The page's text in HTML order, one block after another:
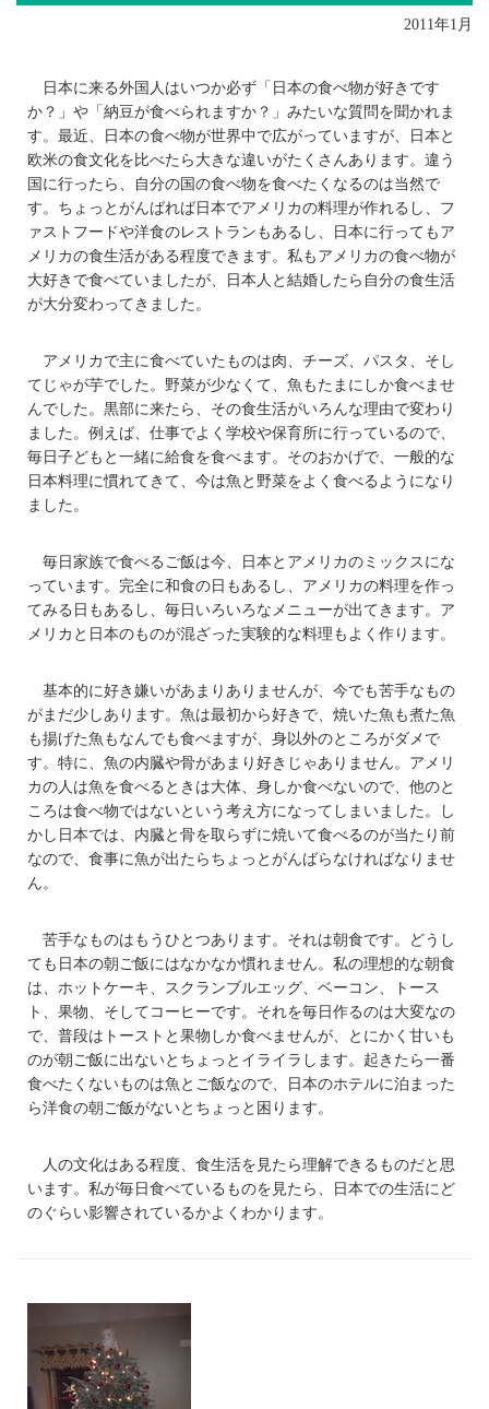
2011年1月
日本に来る外国人はいつか必ず「日本の食べ物が好きです
か？」や「納豆が食べられますか？」みたいな質問を聞かれま
す。最近、日本の食べ物が世界中で広がっていますが、日本と
欧米の食文化を比べたら大きな違いがたくさんあります。違う
国に行ったら、自分の国の食べ物を食べたくなるのは当然で
す。ちょっとがんばれば日本でアメリカの料理が作れるし、フ
ァストフードや洋食のレストランもあるし、日本に行ってもア
メリカの食生活がある程度できます。私もアメリカの食べ物が
大好きで食べていましたが、日本人と結婚したら自分の食生活
が大分変わってきました。
アメリカで主に食べていたものは肉、チーズ、パスタ、そし
てじゃが芋でした。野菜が少なくて、魚もたまにしか食べませ
んでした。黒部に来たら、その食生活がいろんな理由で変わり
ました。例えば、仕事でよく学校や保育所に行っているので、
毎日子どもと一緒に給食を食べます。そのおかげで、一般的な
日本料理に慣れてきて、今は魚と野菜をよく食べるようになり
ました。
毎日家族で食べるご飯は今、日本とアメリカのミックスにな
っています。完全に和食の日もあるし、アメリカの料理を作っ
てみる日もあるし、毎日いろいろなメニューが出てきます。ア
メリカと日本のものが混ざった実験的な料理もよく作ります。
基本的に好き嫌いがあまりありませんが、今でも苦手なもの
がまだ少しあります。魚は最初から好きで、焼いた魚も煮た魚
も揚げた魚もなんでも食べますが、身以外のところがダメで
す。特に、魚の内臓や骨があまり好きじゃありません。アメリ
カの人は魚を食べるときは大体、身しか食べないので、他のと
ころは食べ物ではないという考え方になってしまいました。し
かし日本では、内臓と骨を取らずに焼いて食べるのが当たり前
なので、食事に魚が出たらちょっとがんばらなければなりませ
ん。
苦手なものはもうひとつあります。それは朝食です。どうし
ても日本の朝ご飯にはなかなか慣れません。私の理想的な朝食
は、ホットケーキ、スクランブルエッグ、ベーコン、トース
ト、果物、そしてコーヒーです。それを毎日作るのは大変なの
で、普段はトーストと果物しか食べませんが、とにかく甘いも
のが朝ご飯に出ないとちょっとイライラします。起きたら一番
食べたくないものは魚とご飯なので、日本のホテルに泊まった
ら洋食の朝ご飯がないとちょっと困ります。
人の文化はある程度、食生活を見たら理解できるものだと思
います。私が毎日食べているものを見たら、日本での生活にど
のぐらい影響されているかよくわかります。